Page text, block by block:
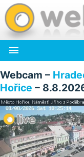

Webcam –
Hořice –